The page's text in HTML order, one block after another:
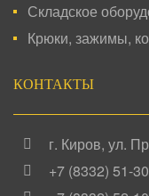
Складское
Крюки, зажимы,
КОНТАКТЫ
г. Киров, ул.
+7 (8332) 51-